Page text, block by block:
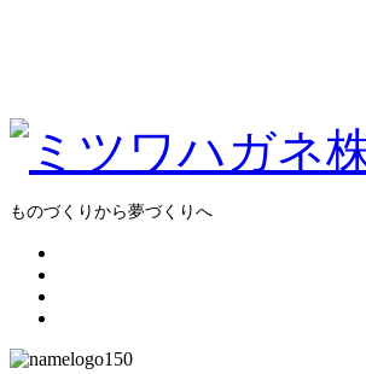
ものづくりから夢づくりへ